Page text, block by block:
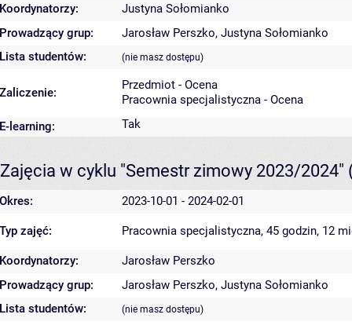
Koordynatorzy:
Justyna Sołomianko
Prowadzący grup:
Jarosław Perszko, Justyna Sołomianko
Lista studentów:
(nie masz dostępu)
Zaliczenie:
Przedmiot - Ocena
Pracownia specjalistyczna - Ocena
E-learning:
Tak
Zajęcia w cyklu "Semestr zimowy 2023/2024"
Okres: 2023-10-01 - 2024-02-01
Typ zajęć: Pracownia specjalistyczna, 45 godzin, 12
Koordynatorzy:
Jarosław Perszko
Prowadzący grup:
Jarosław Perszko, Justyna Sołomianko
Lista studentów:
(nie masz dostępu)